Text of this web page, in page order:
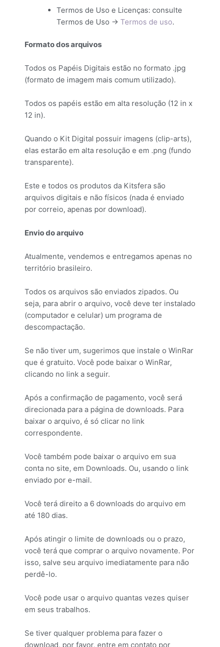
Termos de Uso e Licenças: consulte
Termos de Uso -> Termos de uso.
Formato dos arquivos
Todos os Papéis Digitais estão no formato .jpg
(formato de imagem mais comum utilizado).
Todos os papéis estão em alta resolução (12 in x
12 in).
Quando o Kit Digital possuir imagens (clip-arts),
elas estarão em alta resolução e em .png (fundo
transparente).
Este e todos os produtos da Kitsfera são
arquivos digitais e não físicos (nada é enviado
por correio, apenas por download).
Envio do arquivo
Atualmente, vendemos e entregamos apenas no
território brasileiro.
Todos os arquivos são enviados zipados. Ou
seja, para abrir o arquivo, você deve ter instalado
(computador e celular) um programa de
descompactação.
Se não tiver um, sugerimos que instale o WinRar
que é gratuito. Você pode baixar o WinRar,
clicando no link a seguir.
Após a confirmação de pagamento, você será
direcionada para a página de downloads. Para
baixar o arquivo, é só clicar no link
correspondente.
Você também pode baixar o arquivo em sua
conta no site, em Downloads. Ou, usando o link
enviado por e-mail.
Você terá direito a 6 downloads do arquivo em
até 180 dias.
Após atingir o limite de downloads ou o prazo,
você terá que comprar o arquivo novamente. Por
isso, salve seu arquivo imediatamente para não
perdê-lo.
Você pode usar o arquivo quantas vezes quiser
em seus trabalhos.
Se tiver qualquer problema para fazer o
download, por favor, entre em contato por